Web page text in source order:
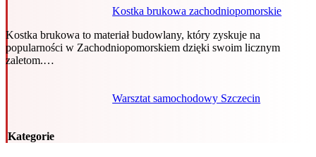
Kostka brukowa zachodniopomorskie
Kostka brukowa to materiał budowlany, który zyskuje na
popularności w Zachodniopomorskiem dzięki swoim licznym
zaletom.…
Warsztat samochodowy Szczecin
Kategorie